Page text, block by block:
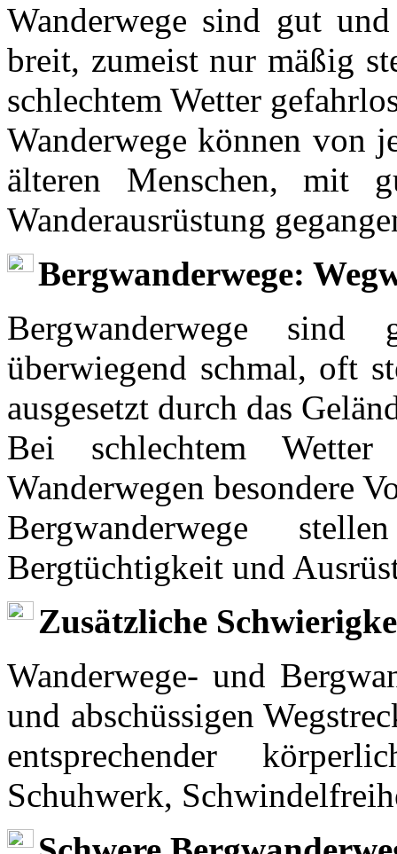
Wanderwege sind gut
breit, zumeist nur mäßig
schlechtem Wetter
Wanderwege können von
älteren Menschen, mit
Wanderausrüstung
Bergwanderwege:
Bergwanderwege
überwiegend schmal, oft
ausgesetzt durch das
Bei schlechtem
Wanderwegen besondere
Bergwanderwege
Bergtüchtigkeit und
Zusätzliche
Wanderwege- und
und abschüssigen
entsprechender
Schuhwerk,